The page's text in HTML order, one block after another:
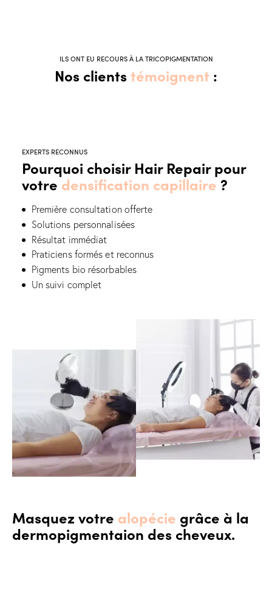
ILS ONT EU RECOURS À LA TRICOPIGMENTATION
Nos clientstémoignent :
EXPERTS RECONNUS
Pourquoi choisir Hair Repair pour
votredensification capillaire?
Première consultation offerte
Solutions personnalisées
Résultat immédiat
Praticiens formés et reconnus
Pigments bio résorbables
Un suivi complet
Masquez votre alopécie grâce à la
dermopigmentaion des cheveux.